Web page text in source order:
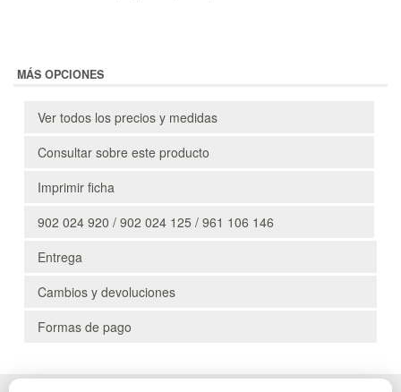
MÁS OPCIONES
Ver todos los precios y medidas
Consultar sobre este producto
Imprimir ficha
902 024 920 / 902 024 125 / 961 106 146
Entrega
Cambios y devoluciones
Formas de pago